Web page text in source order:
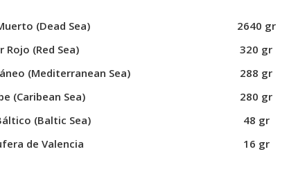
(Dead Sea)
2640 gr
Rojo (Red Sea)
320 gr
(Mediterranean Sea)
288 gr
(Caribean Sea)
280 gr
(Baltic Sea)
48 gr
de Valencia
16 gr